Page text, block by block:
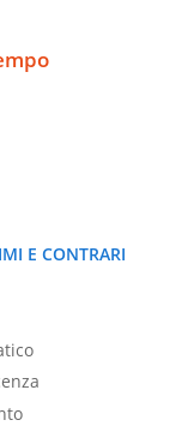
E CONTRARI